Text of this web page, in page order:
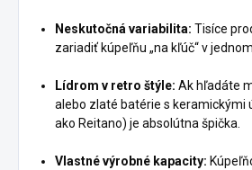
Neskutočná variabilita: Tisíce
zariadiť kúpeľňu „na kľúč“ v
Lídrom v retro štýle: Ak hľadáte
alebo zlaté batérie s keramickými
ako Reitano) je absolútna špička.
Vlastné výrobné kapacity: